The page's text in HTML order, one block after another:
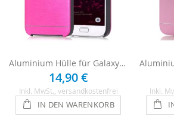
Aluminium Hülle für Galaxy S5 - Pink
14,90 €
Inkl. MwSt. , versandkostenfrei
IN DEN WARENKORB
Inkl.